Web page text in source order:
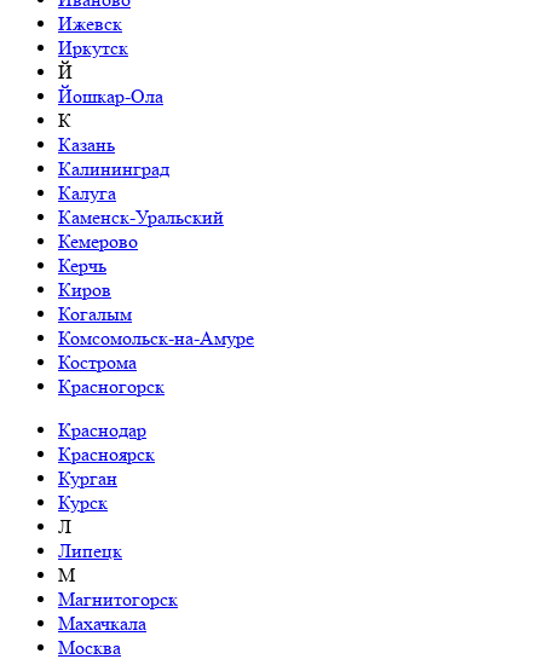
Ижевск
Иркутск
Й
Йошкар-Ола
К
Казань
Калининград
Калуга
Каменск-Уральский
Кемерово
Керчь
Киров
Когалым
Комсомольск-на-Амуре
Кострома
Красногорск
Краснодар
Красноярск
Курган
Курск
Л
Липецк
М
Магнитогорск
Махачкала
Москва